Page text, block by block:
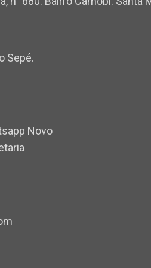
Sepé.
Novo